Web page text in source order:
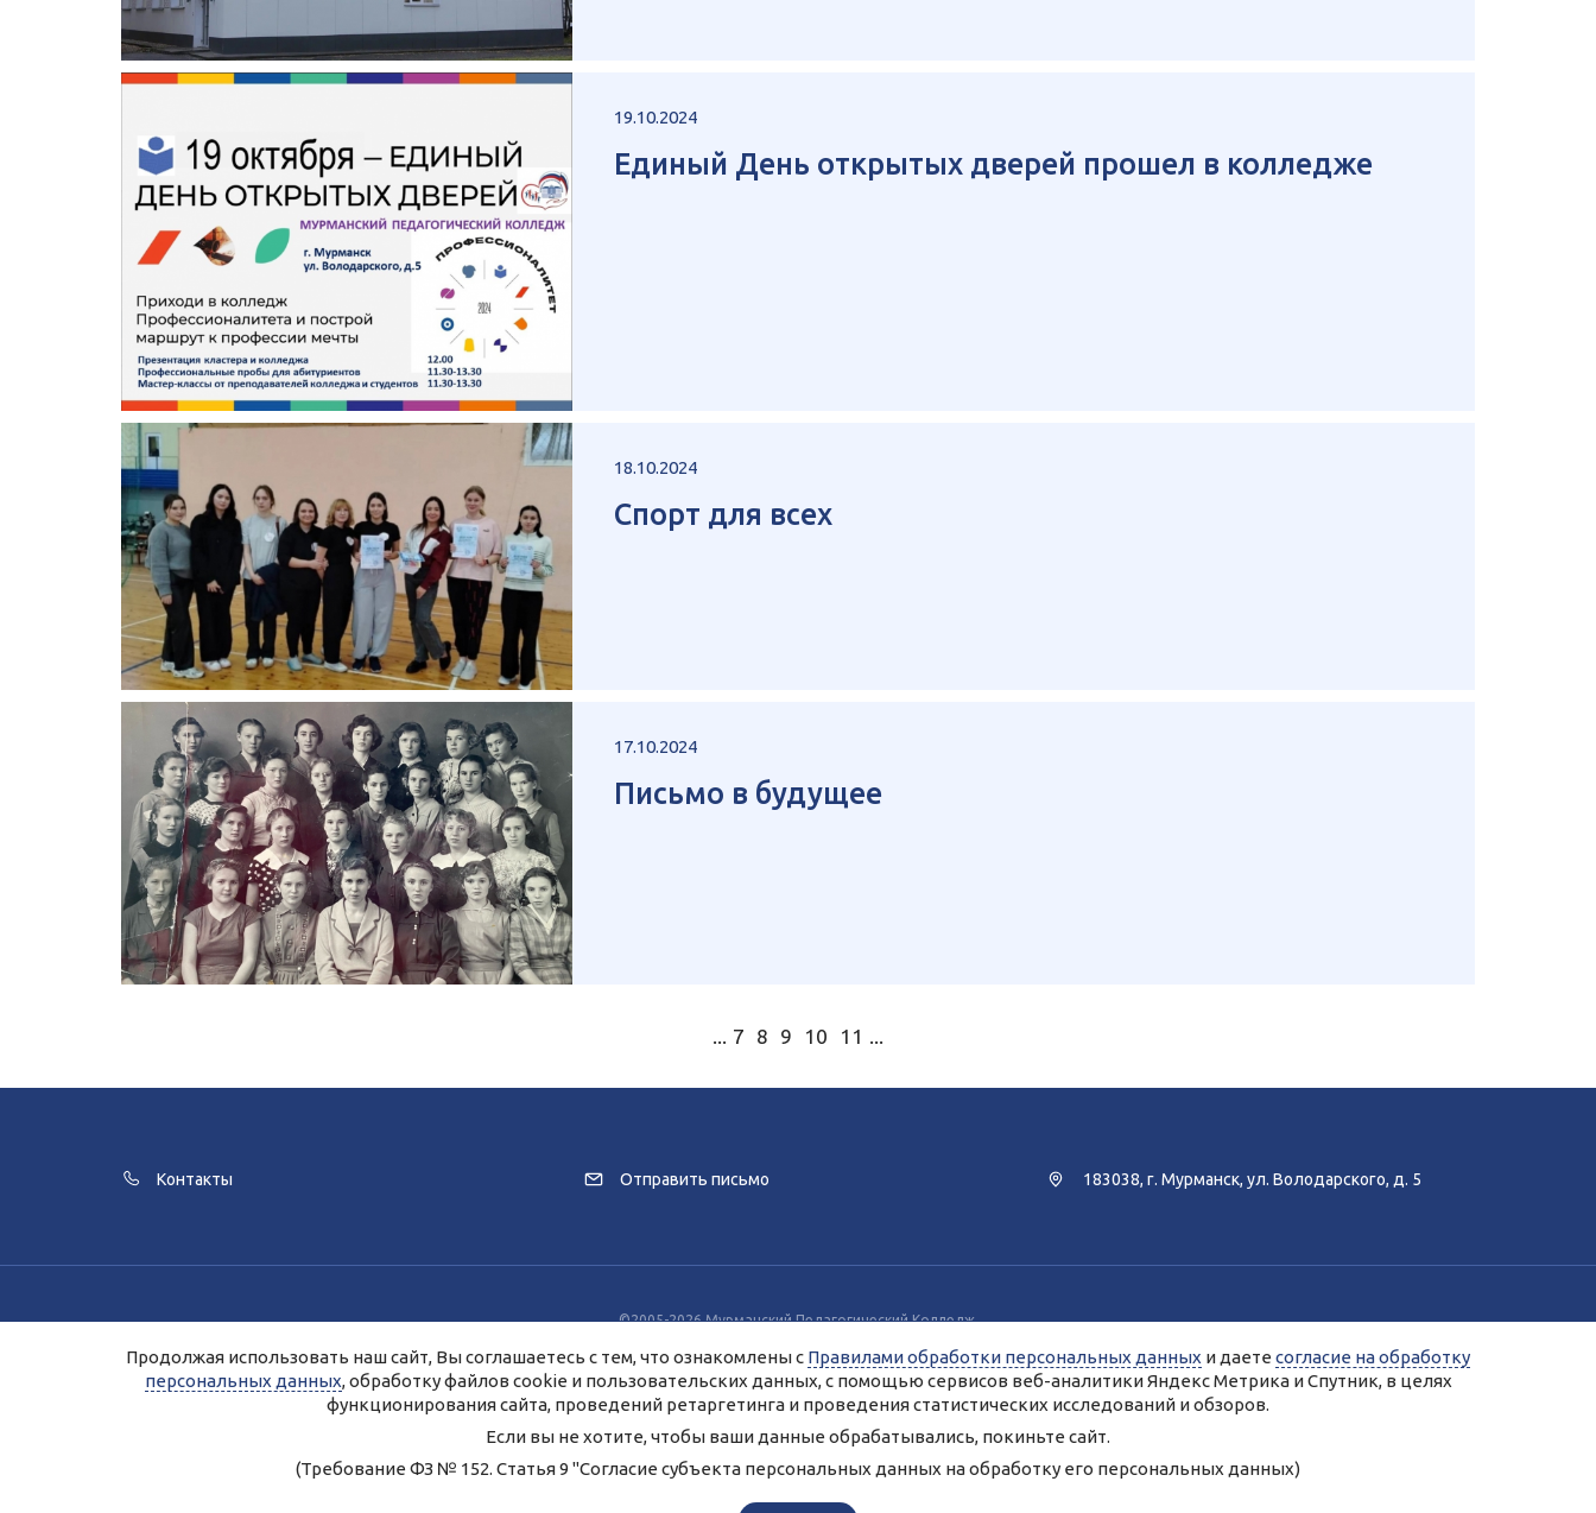
19.10.2024
Единый День открытых дверей прошел в колледже
18.10.2024
Спорт для всех
17.10.2024
Письмо в будущее
... 7 8 9 10 11 ...
Контакты Отправить письмо 183038, г. Мурманск, ул. Володарского, д. 5
©2005-2026 Мурманский Педагогический Колледж.
Для улучшения работы сайта и его взаимодействия с пользователями используются файлы cookie и сервисы веб-аналитики Яндекс.Метрика, Спутник.
Продолжая работу с сайтом, Вы даете разрешение на использование cookie-файлов и согласие на обработку данных сервисами Яндекс.Метрика, Спутник.
Вы всегда можете отключить файлы cookie в настройках Вашего браузера.
Персональные данные, опубликованные на сайте, размещены с согласия субъектов персональных данных.
Условия и запреты не установлены.
Правила обработки персональных данных ГАПОУ МО «Мурманский педагогический колледж»
Согласие на обработку персональных данных
Продолжая использовать наш сайт, Вы соглашаетесь с тем, что ознакомлены с Правилами обработки персональных данных и даете согласие на обработку
персональных данных, обработку файлов cookie и пользовательских данных, с помощью сервисов веб-аналитики Яндекс Метрика и Спутник, в целях
функционирования сайта, проведений ретаргетинга и проведения статистических исследований и обзоров.
Если вы не хотите, чтобы ваши данные обрабатывались, покиньте сайт.
(Требование ФЗ № 152. Статья 9 "Согласие субъекта персональных данных на обработку его персональных данных)